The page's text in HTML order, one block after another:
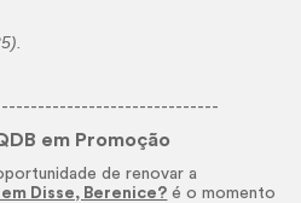
em Promoção
de renovar a
Disse, Berenice? é o momento